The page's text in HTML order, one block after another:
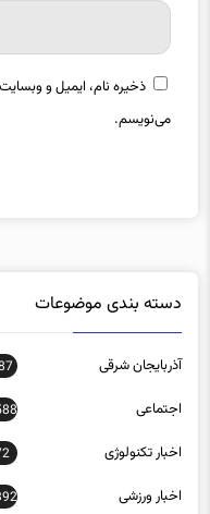
ذخیره نام، ایمیل و
می‌نویسم.
آذربایجان شرقی
اجتماعی
اخبار تکنولوژی
اخبار ورزشی
اصفهان